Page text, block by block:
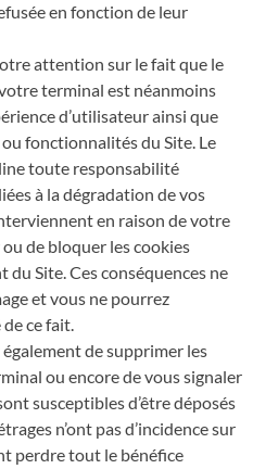
en fonction de leur
attention sur le fait que le
terminal est néanmoins
d’utilisateur ainsi que
fonctionnalités du Site. Le
toute responsabilité
à la dégradation de vos
en raison de votre
de bloquer les cookies
Site. Ces conséquences ne
et vous ne pourrez
ce fait.
de supprimer les
ou encore de vous signaler
susceptibles d’être déposés
n’ont pas d’incidence sur
perdre tout le bénéfice